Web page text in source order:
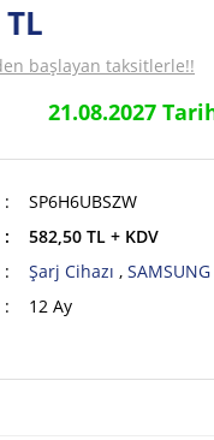
başlayan taksitlerle!!
21.08.2027
SP6H6UBSZW
582,50 TL + KDV
Şarj Cihazı ,SAMSUNG
12 Ay